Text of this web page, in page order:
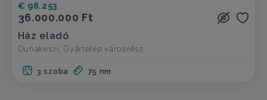
€ 98.253
36.000.000 Ft
Ház eladó
Dunakeszi, Gyártelep városrész
3 szoba 75 nm